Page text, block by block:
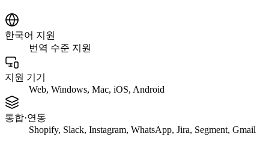
한국어 지원
번역 수준 지원
지원 기기
Web, Windows, Mac, iOS, Android
통합·연동
Shopify, Slack, Instagram, WhatsApp, Jira, Segment, Gmail